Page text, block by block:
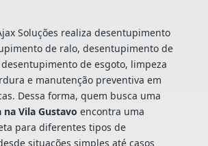
Soluções realiza desentupimento
de ralo, desentupimento de
de esgoto, limpeza
e manutenção preventiva em
Dessa forma, quem busca uma
Vila Gustavo encontra uma
para diferentes tipos de
situações simples até casos